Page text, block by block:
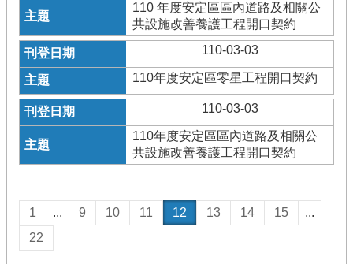
110 年度安定區區內道路及相關公
共設施改善養護工程開口契約
110-03-03
110年度安定區零星工程開口契約
110-03-03
110年度安定區區內道路及相關公
共設施改善養護工程開口契約
1 ... 9 10 11 12 13 14 15
...
22